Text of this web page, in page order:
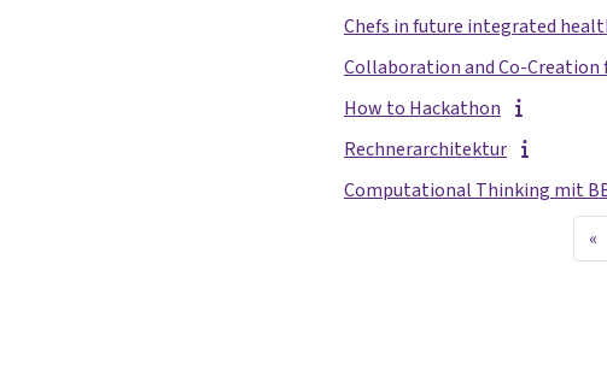
Chefs in future integrated
Collaboration and Co-Creation
How to Hackathon
Rechnerarchitektur
Computational Thinking mit
«